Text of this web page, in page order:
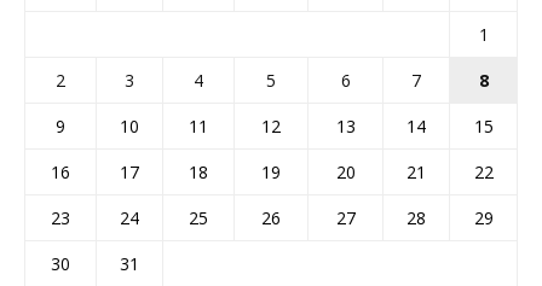
1
2
3 4 5 6 7
8
9
10 11 12 13 14
15
16
17 18 19 20 21
22
23
24 25 26 27 28
29
30
31